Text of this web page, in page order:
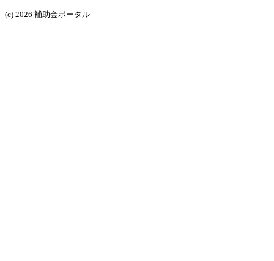
(c) 2026 補助金ポータル